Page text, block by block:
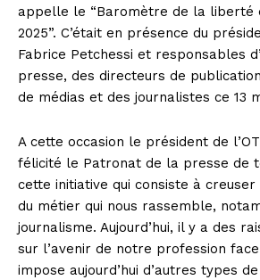
appelle le “Baromètre de la liberté
2025”. C’était en présence du
Fabrice Petchessi et responsables
presse, des directeurs de
de médias et des journalistes ce 13
A cette occasion le président de
félicité le Patronat de la presse de
cette initiative qui consiste à
du métier qui nous rassemble,
journalisme. Aujourd’hui, il y a des
sur l’avenir de notre profession
impose aujourd’hui d’autres types